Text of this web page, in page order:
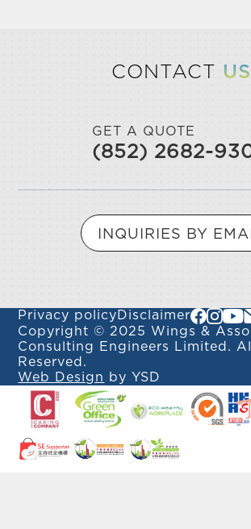
CONTACT US
GET A QUOTE
(852) 2682-
INQUIRIES BY
Privacy policyDisclaimer
Copyright © 2025 Wings &
Consulting Engineers Limited.
Reserved.
Web Design
by YSD